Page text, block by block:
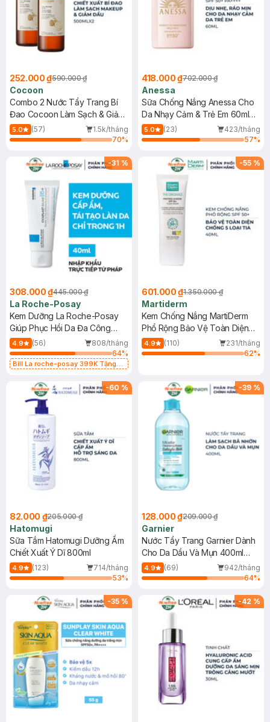
252.000 ₫590.000 ₫
Cocoon
Combo 2 Nước Tẩy Trang Bí
Đao Cocoon Làm Sạch & Giảm
Dầu 500ml
5.0 (57)
1.5k/tháng
70%
418.000 ₫702.000 ₫
Anessa
Sữa Chống Nắng Anessa Cho
Da Nhạy Cảm & Trẻ Em 60ml
(Mới)
5.0 (23)
423/tháng
57%
-31 %
308.000 ₫445.000 ₫
La Roche-Posay
Kem Dưỡng La Roche-Posay
Giúp Phục Hồi Da Đa Công
Dụng 40ml
4.9 (56)
808/tháng
64%
Bill La roche-posay 399K Tặng
(SL có hạn)
-55 %
601.000 ₫1.350.000 ₫
Martiderm
Kem Chống Nắng MartiDerm
Phổ Rộng Bảo Vệ Toàn Diện
40ml
4.9 (110)
231/tháng
62%
-60 %
82.000 ₫205.000 ₫
Hatomugi
Sữa Tắm Hatomugi Dưỡng Ẩm
Chiết Xuất Ý Dĩ 800ml
4.9 (123)
714/tháng
53%
-39 %
128.000 ₫209.000 ₫
Garnier
Nước Tẩy Trang Garnier Dành
Cho Da Dầu Và Mụn 400ml
(Mới)
4.9 (69)
942/tháng
64%
-35 % -42 %